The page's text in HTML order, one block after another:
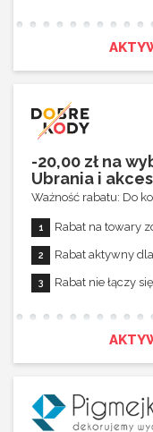
Rabat 10% na
Rabat 10% na
-20,00 zł na
Ubrania i
Ważność rabatu: Do
Rabat na towary
Rabat aktywny
Rabat nie łączy